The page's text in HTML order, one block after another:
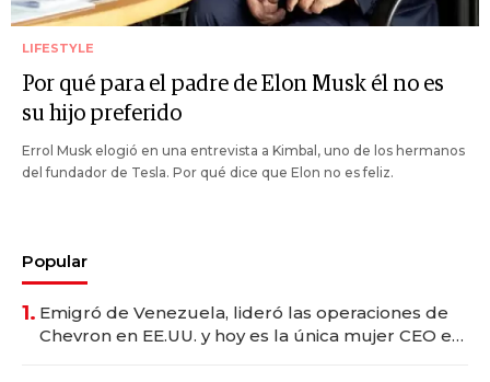
LIFESTYLE
Por qué para el padre de Elon Musk él no es
su hijo preferido
Errol Musk elogió en una entrevista a Kimbal, uno de los hermanos
del fundador de Tesla. Por qué dice que Elon no es feliz.
Popular
1. Emigró de Venezuela, lideró las operaciones de
Chevron en EE.UU. y hoy es la única mujer CEO en